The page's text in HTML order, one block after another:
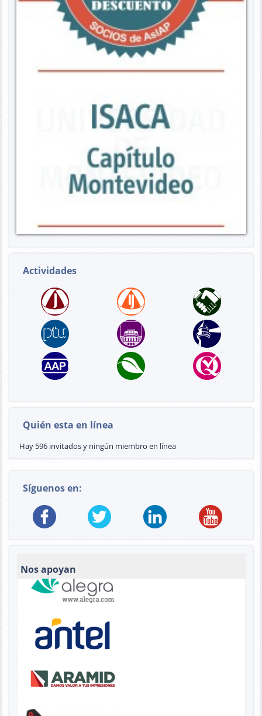
Actividades
Quién esta en línea
Hay 596 invitados y ningún miembro en línea
Síguenos en:
Nos apoyan